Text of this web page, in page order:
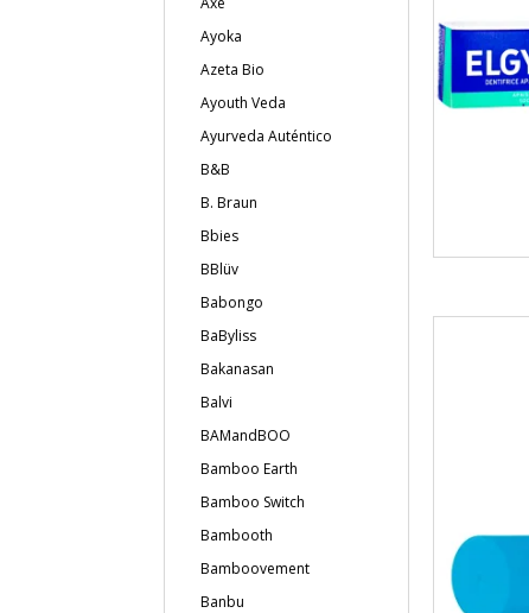
Ayoka
Azeta Bio
Ayouth Veda
Ayurveda Auténtico
B&B
B. Braun
Bbies
BBlüv
Babongo
BaByliss
Bakanasan
Balvi
BAMandBOO
Bamboo Earth
Bamboo Switch
Bambooth
Bamboovement
Banbu